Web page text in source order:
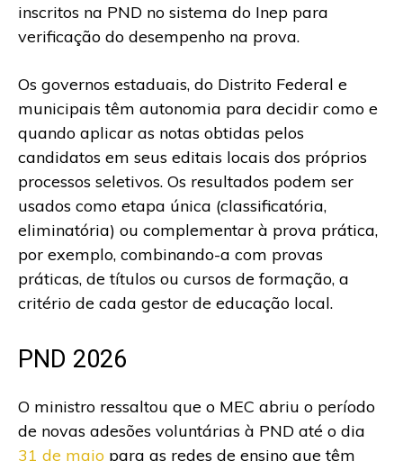
inscritos na PND no sistema do Inep para
verificação do desempenho na prova.
Os governos estaduais, do Distrito Federal e
municipais têm autonomia para decidir como e
quando aplicar as notas obtidas pelos
candidatos em seus editais locais dos próprios
processos seletivos. Os resultados podem ser
usados como etapa única (classificatória,
eliminatória) ou complementar à prova prática,
por exemplo, combinando-a com provas
práticas, de títulos ou cursos de formação, a
critério de cada gestor de educação local.
PND 2026
O ministro ressaltou que o MEC abriu o período
de novas adesões voluntárias à PND até o dia
31 de maio para as redes de ensino que têm